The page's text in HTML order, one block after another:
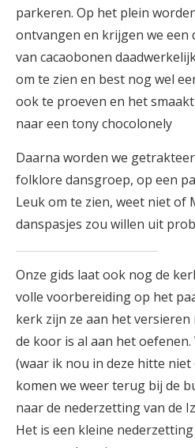
parkeren. Op het plein
ontvangen en krijgen we een
van cacaobonen
om te zien en best nog wel
ook te proeven en het
naar een tony chocolonely
Daarna worden we
folklore dansgroep, op een
Leuk om te zien, weet niet of
danspasjes zou willen uit
Onze gids laat ook nog de
volle voorbereiding op het
kerk zijn ze aan het versieren
de koor is al aan het
(waar ik nou in deze hitte
komen we weer terug bij de
naar de nederzetting van de
Het is een kleine